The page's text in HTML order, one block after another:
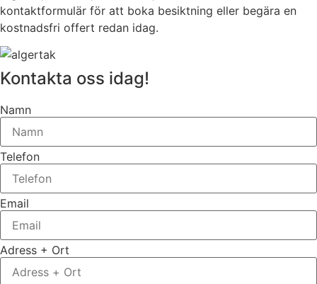
kontaktformulär för att boka besiktning eller begära en
kostnadsfri offert redan idag.
Kontakta oss idag!
Namn
Telefon
Email
Adress + Ort